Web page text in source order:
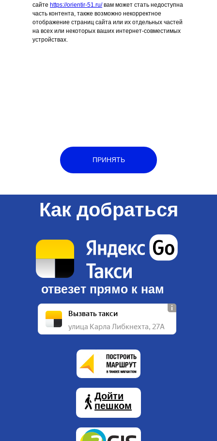
ПРИНЯТЬ
сайте https://orientir-51.ru/вам может стать недоступна
часть контента, также возможно некорректное
отображение страниц сайта или их отдельных частей
на всех или некоторых ваших интернет-совместимых
устройствах.
Как добраться
отвезет прямо к нам
Вызвать такси
улица Карла Либкнехта, 27А
Дойти
пешком